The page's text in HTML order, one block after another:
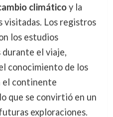
climáticoy la
visitadas. Los registros
los estudios
el viaje,
conocimiento de los
el continente
que se convirtió en un
exploraciones.